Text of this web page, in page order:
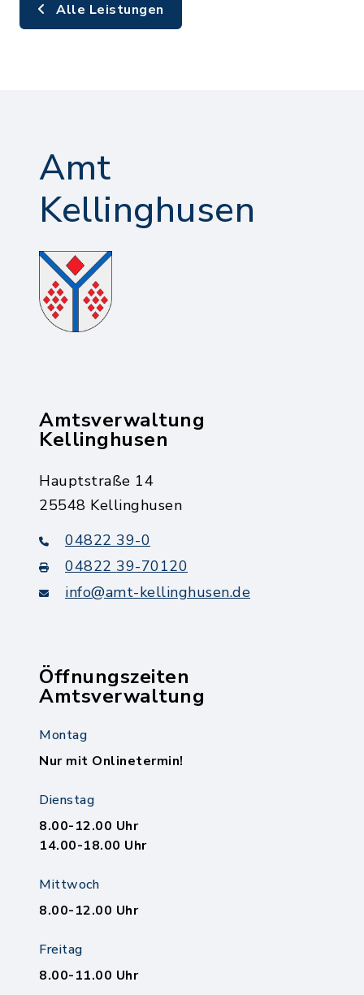
Alle Leistungen
Amt
Kellinghusen
Amtsverwaltung
Kellinghusen
Hauptstraße 14
25548 Kellinghusen
04822 39-0
04822 39-70120
info@amt-kellinghusen.de
Öffnungszeiten
Amtsverwaltung
Montag
Nur mit Onlinetermin!
Dienstag
8.00-12.00 Uhr
14.00-18.00 Uhr
Mittwoch
8.00-12.00 Uhr
Freitag
8.00-11.00 Uhr